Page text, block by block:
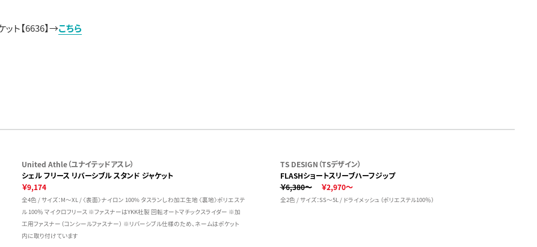
ト【6636】→こちら
United Athle（ユナイテッドアスレ）
シェル フリース リバーシブル スタンド ジャケット
￥9,174
全4色 / サイズ：M～XL / 〈表面〉ナイロン 100% タスランしわ加工生地 〈裏地〉ポリエステ
ル 100％ マイクロフリース ※ファスナーはYKK社製 回転オートマチックスライダー ※加
工用ファスナー（コンシールファスナー） ※リバーシブル仕様のため、ネームはポケット
内に取り付けています
TS DESIGN（TSデザイン）
FLASHショートスリーブハーフジップ
￥6,380～
￥2,970～
全2色 / サイズ：SS～5L / ドライメッシュ（ポリエステル100％）